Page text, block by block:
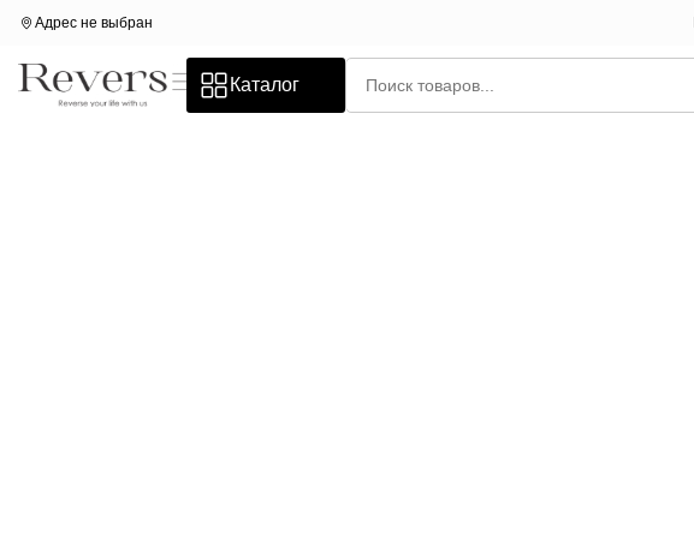
Адрес не выбран
Каталог